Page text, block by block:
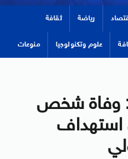
رياضة ثقافة
علوم وتكنولوجيا منوعات
: وفاة شخص
استهداف